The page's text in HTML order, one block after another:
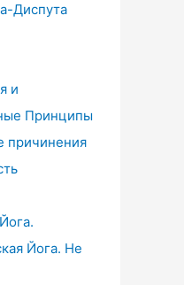
Диспута
и
Принципы
причинения
Йога. Не